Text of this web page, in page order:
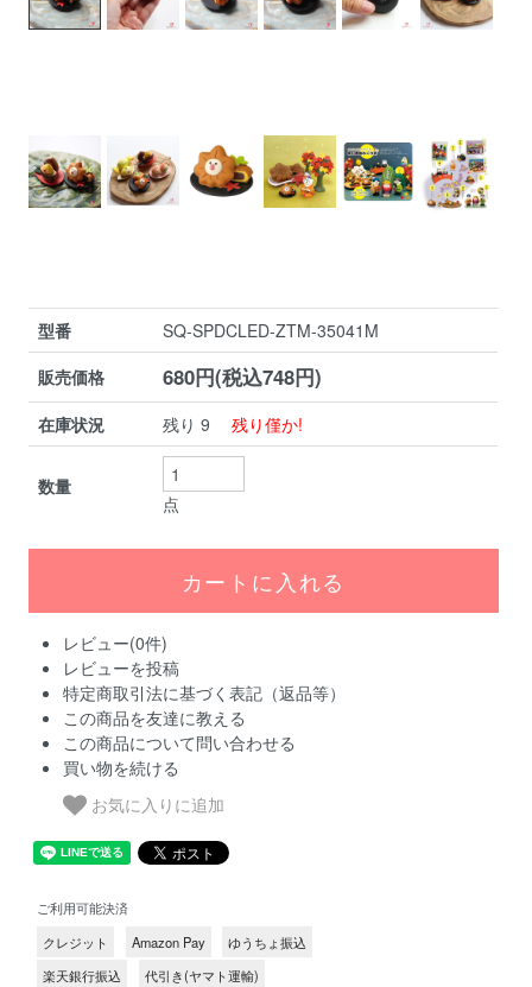
型番
SQ-SPDCLED-ZTM-35041M
販売価格
680円(税込748円)
在庫状況 残り 9残り僅か!
数量
点
レビュー(0件)
レビューを投稿
特定商取引法に基づく表記（返品等）
この商品を友達に教える
この商品について問い合わせる
買い物を続ける
お気に入りに追加
ご利用可能決済
クレジット
Amazon Pay
ゆうちょ振込
楽天銀行振込
代引き(ヤマト運輸)